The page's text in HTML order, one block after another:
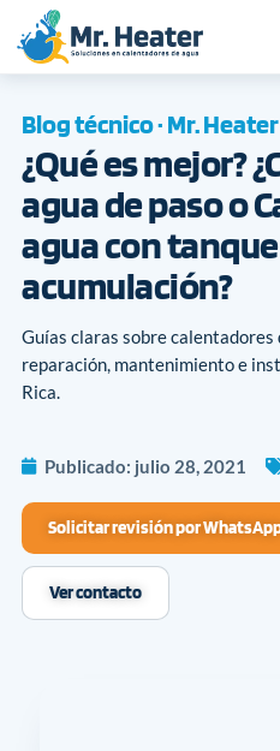
Blog técnico · Mr. Heater
¿Qué es mejor?
agua de paso o
agua con
acumulación?
Guías claras sobre calentadores
reparación, mantenimiento e
Rica.
Publicado: julio 28, 2021
Solicitar revisión por
Ver contacto